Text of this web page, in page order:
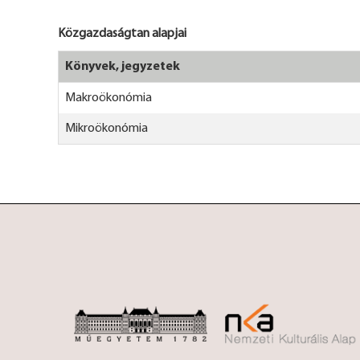
Közgazdaságtan alapjai
Könyvek, jegyzetek
Makroökonómia
Mikroökonómia